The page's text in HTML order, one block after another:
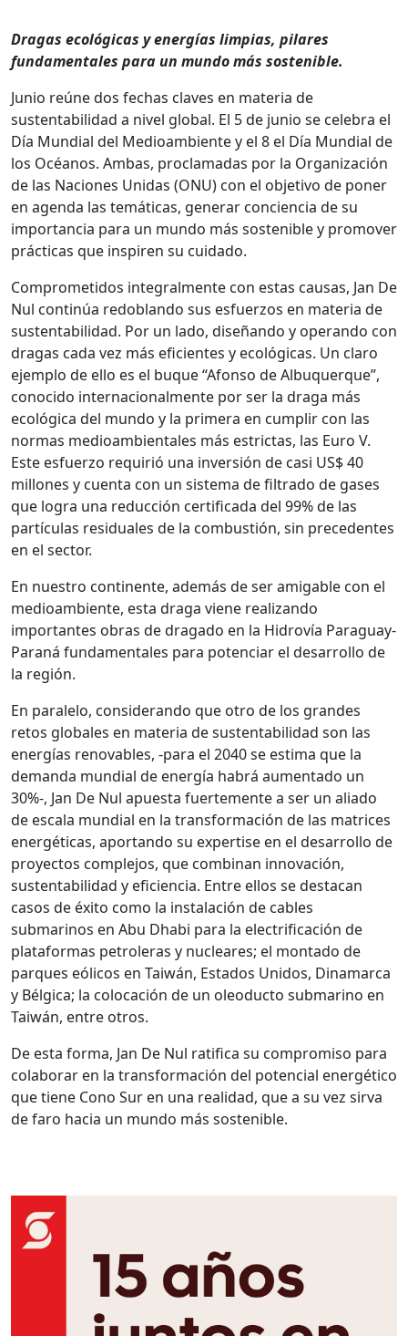
Dragas ecológicas y energías limpias, pilares
fundamentales para un mundo más sostenible.
Junio reúne dos fechas claves en materia de
sustentabilidad a nivel global. El 5 de junio se celebra el
Día Mundial del Medioambiente y el 8 el Día Mundial de
los Océanos. Ambas, proclamadas por la Organización
de las Naciones Unidas (ONU) con el objetivo de poner
en agenda las temáticas, generar conciencia de su
importancia para un mundo más sostenible y promover
prácticas que inspiren su cuidado.
Comprometidos integralmente con estas causas, Jan De
Nul continúa redoblando sus esfuerzos en materia de
sustentabilidad. Por un lado, diseñando y operando con
dragas cada vez más eficientes y ecológicas. Un claro
ejemplo de ello es el buque “Afonso de Albuquerque”,
conocido internacionalmente por ser la draga más
ecológica del mundo y la primera en cumplir con las
normas medioambientales más estrictas, las Euro V.
Este esfuerzo requirió una inversión de casi US$ 40
millones y cuenta con un sistema de filtrado de gases
que logra una reducción certificada del 99% de las
partículas residuales de la combustión, sin precedentes
en el sector.
En nuestro continente, además de ser amigable con el
medioambiente, esta draga viene realizando
importantes obras de dragado en la Hidrovía Paraguay-
Paraná fundamentales para potenciar el desarrollo de
la región.
En paralelo, considerando que otro de los grandes
retos globales en materia de sustentabilidad son las
energías renovables, -para el 2040 se estima que la
demanda mundial de energía habrá aumentado un
30%-, Jan De Nul apuesta fuertemente a ser un aliado
de escala mundial en la transformación de las matrices
energéticas, aportando su expertise en el desarrollo de
proyectos complejos, que combinan innovación,
sustentabilidad y eficiencia. Entre ellos se destacan
casos de éxito como la instalación de cables
submarinos en Abu Dhabi para la electrificación de
plataformas petroleras y nucleares; el montado de
parques eólicos en Taiwán, Estados Unidos, Dinamarca
y Bélgica; la colocación de un oleoducto submarino en
Taiwán, entre otros.
De esta forma, Jan De Nul ratifica su compromiso para
colaborar en la transformación del potencial energético
que tiene Cono Sur en una realidad, que a su vez sirva
de faro hacia un mundo más sostenible.